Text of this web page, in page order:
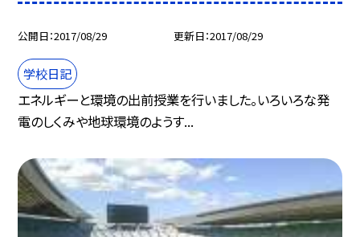
公開日 2017/08/29 更新日 2017/08/29
学校日記
エネルギーと環境の出前授業を行いました。いろいろな発
電のしくみや地球環境のようす...